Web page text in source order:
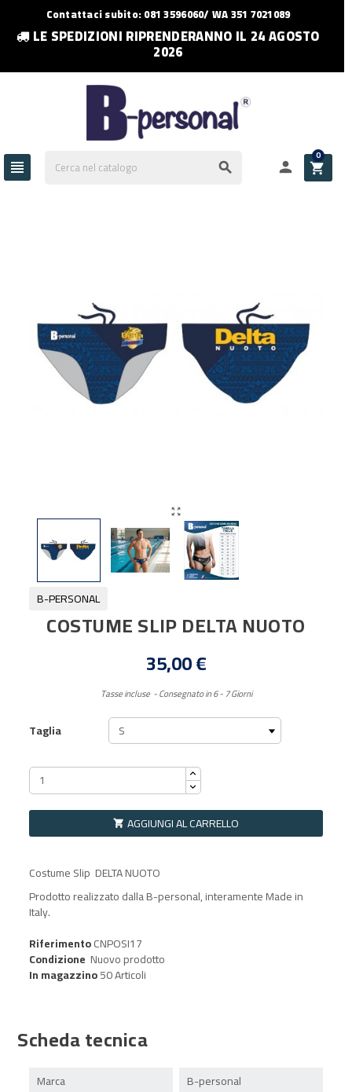
Contattaci subito: 081 3596060/ WA 351 7021089
LE SPEDIZIONI RIPRENDERANNO IL 24 AGOSTO
2026
   
0

B-PERSONAL
COSTUME SLIP DELTA NUOTO
35,00 €
Tasse incluse Consegnato in 6 - 7 Giorni
Taglia
 AGGIUNGI AL CARRELLO
Costume Slip DELTA NUOTO
Prodotto realizzato dalla B-personal, interamente Made in
Italy.
RiferimentoCNPOSI17
Condizione Nuovo prodotto
In magazzino50 Articoli
Scheda tecnica
Marca
B-personal